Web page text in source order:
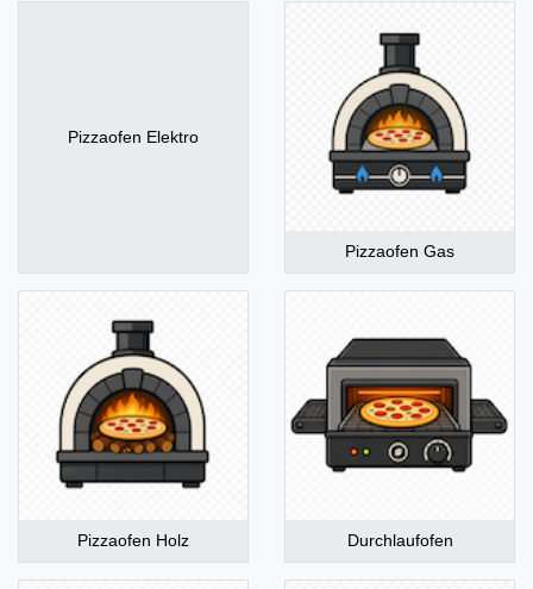
Pizzaofen Elektro
Pizzaofen Gas
Pizzaofen Holz Durchlaufofen